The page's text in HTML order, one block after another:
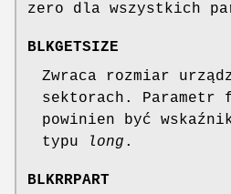
zero dla wszystkich
BLKGETSIZE
Zwraca rozmiar
sektorach. Parametr
powinien być
typu
long .
BLKRRPART